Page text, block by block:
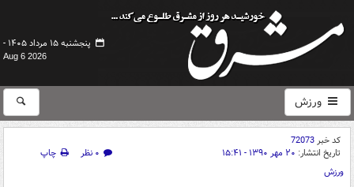
پنجشنبه ۱۵ مرداد ۱۴۰۵ -
Aug 6 2026
ورزش
کد خبر72073
تاریخ انتشار: ۲۰ مهر ۱۳۹۰ - ۱۵:۴۱ ۰ نظر
چاپ
ورزش